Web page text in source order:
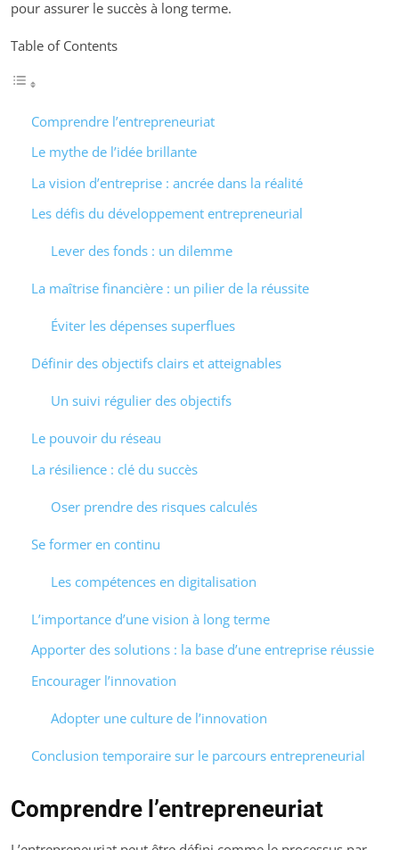
pour assurer le succès à long terme.
Table of Contents
Comprendre l’entrepreneuriat
Le mythe de l’idée brillante
La vision d’entreprise : ancrée dans la réalité
Les défis du développement entrepreneurial
Lever des fonds : un dilemme
La maîtrise financière : un pilier de la réussite
Éviter les dépenses superflues
Définir des objectifs clairs et atteignables
Un suivi régulier des objectifs
Le pouvoir du réseau
La résilience : clé du succès
Oser prendre des risques calculés
Se former en continu
Les compétences en digitalisation
L’importance d’une vision à long terme
Apporter des solutions : la base d’une entreprise réussie
Encourager l’innovation
Adopter une culture de l’innovation
Conclusion temporaire sur le parcours entrepreneurial
Comprendre l’entrepreneuriat